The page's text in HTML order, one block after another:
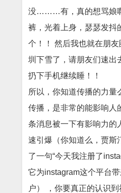
没………有，真的想骂娘
裤，光着上身，瑟瑟发抖
个！！ 然后我也就在朋友
圳下雪了，请朋友们速出
扔下手机继续睡！！
所以，你知道传播的力量
传播，是非常的能影响人
条消息被一下有影响力的
速引爆（你知道么，贾斯
了一句“今天我注册了
它为instagram这个平台
户） ，你要真正的认识